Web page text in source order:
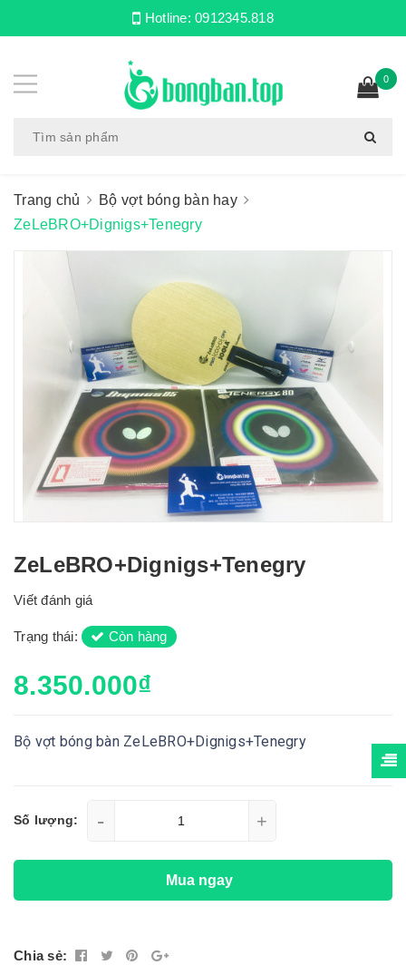
Hotline: 0912345.818
0
Trang chủ
Bộ vợt bóng bàn hay
ZeLeBRO+Dignigs+Tenegry
ZeLeBRO+Dignigs+Tenegry
Viết đánh giá
Trạng thái: Còn hàng
8.350.000₫
Bộ vợt bóng bàn ZeLeBRO+Dignigs+Tenegry
Số lượng: - +
Mua ngay
Chia sẻ: